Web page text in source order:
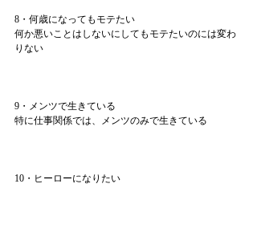
8・何歳になってもモテたい
何か悪いことはしないにしてもモテたいのには変わ
りない
9・メンツで生きている
特に仕事関係では、メンツのみで生きている
10・ヒーローになりたい